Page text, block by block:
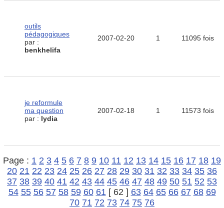
outils
pédagogiques
par :
benkhelifa
2007-02-20 1 11095 fois
je reformule
ma question
par : lydia
2007-02-18 1 11573 fois
Page : 1 2 3 4 5 6 7 8 9 10 11 12 13 14 15 16 17 18 19
20 21 22 23 24 25 26 27 28 29 30 31 32 33 34 35 36
37 38 39 40 41 42 43 44 45 46 47 48 49 50 51 52 53
54 55 56 57 58 59 60 61[ 62 ] 63 64 65 66 67 68 69
70 71 72 73 74 75 76